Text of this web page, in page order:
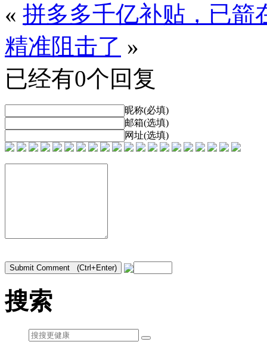
« 拼多多千亿补贴，已箭
精准阻击了 »
已经有0个回复
昵称(必填)
邮箱(选填)
网址(选填)
搜索